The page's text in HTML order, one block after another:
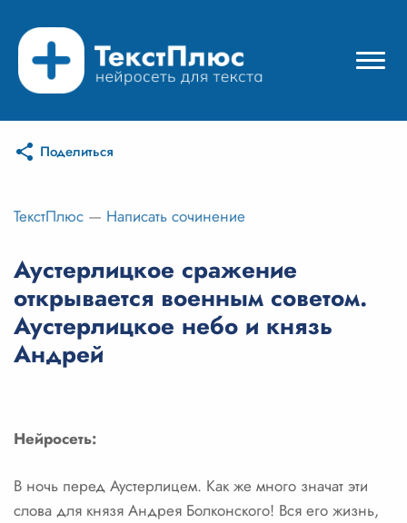
Режимы нейросети
Цены
Вход
Вход с Telegram
Поделиться
ТекстПлюс — Написать сочинение
Аустерлицкое сражение
открывается военным советом.
Аустерлицкое небо и князь
Андрей
Нейросеть:
В ночь перед Аустерлицем. Как же много значат эти
слова для князя Андрея Болконского! Вся его жизнь,